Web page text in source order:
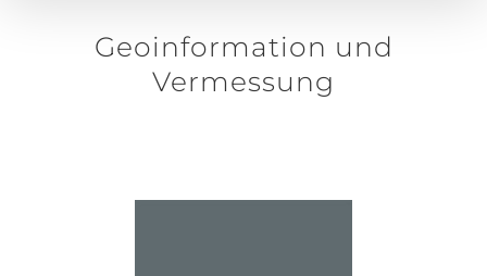
Geoinformation und
Vermessung